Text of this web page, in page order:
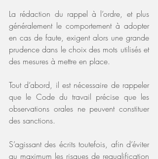
La rédaction du rappel à l’ordre, et plus
généralement le comportement à adopter
en cas de faute, exigent alors une grande
prudence dans le choix des mots utilisés et
des mesures à mettre en place.
Tout d’abord, il est nécessaire de rappeler
que le Code du travail précise que les
observations orales ne peuvent constituer
des sanctions.
S’agissant des écrits toutefois, afin d’éviter
au maximum les risques de requalification